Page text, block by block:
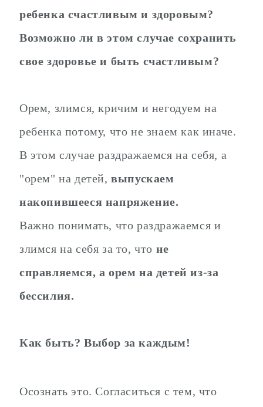
ребенка счастливым и здоровым?
Возможно ли в этом случае сохранить
свое здоровье и быть счастливым?
Орем, злимся, кричим и негодуем на
ребенка потому, что не знаем как иначе.
В этом случае раздражаемся на себя, а
"орем" на детей,выпускаем
накопившееся напряжение.
Важно понимать, что раздражаемся и
злимся на себя за то, что не
справляемся, а орем на детей из-за
бессилия.
Как быть? Выбор за каждым!
Осознать это. Согласиться с тем, что